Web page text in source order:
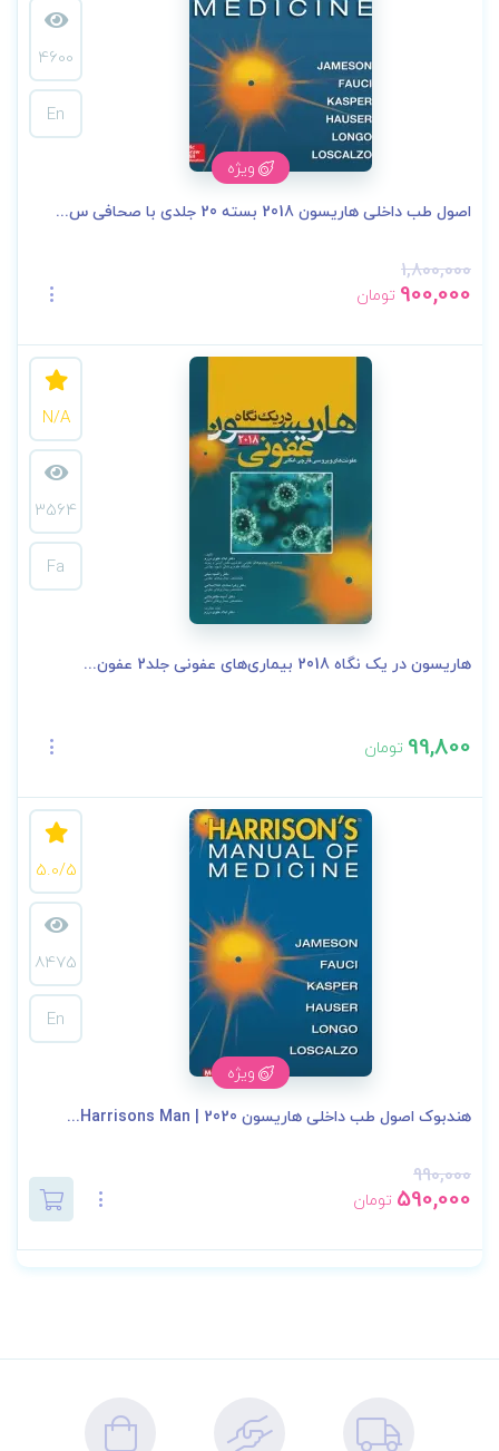
ویژه
4600
En
اصول طب داخلی هاریسون 2018 بسته 20 جلدی با صحافی س...
1,800,000
900,000 تومان
N/A
3564
Fa
هاریسون در یک نگاه 2018 بیماری‌های عفونی جلد2 عفون...
99,800 تومان
ویژه
5.0/5
8475
En
هندبوک اصول طب داخلی هاریسون 2020 | Harrisons Man...
990,000
590,000 تومان